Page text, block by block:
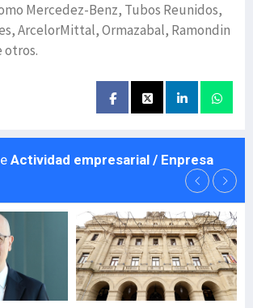
Mercedez-Benz, Tubos Reunidos,
ArcelorMittal, Ormazabal, Ramondin
otros.
Actividad empresarial / Enpresa